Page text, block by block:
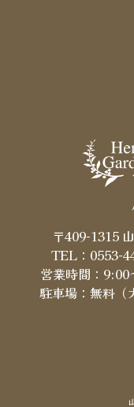
〒409-1315
TEL：0553-
営業時間：9:00
駐車場：無料（